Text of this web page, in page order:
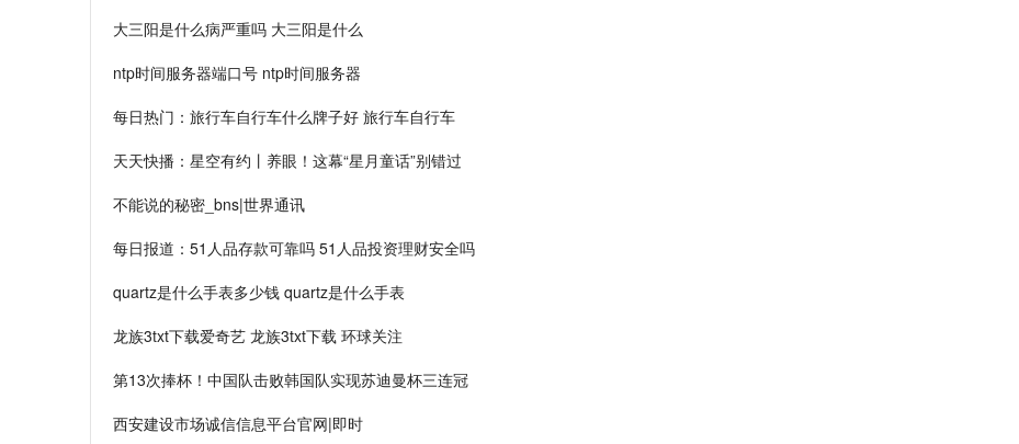
大三阳是什么病严重吗 大三阳是什么
ntp时间服务器端口号 ntp时间服务器
每日热门：旅行车自行车什么牌子好 旅行车自行车
天天快播：星空有约丨养眼！这幕“星月童话”别错过
不能说的秘密_bns|世界通讯
每日报道：51人品存款可靠吗 51人品投资理财安全吗
quartz是什么手表多少钱 quartz是什么手表
龙族3txt下载爱奇艺 龙族3txt下载 环球关注
第13次捧杯！中国队击败韩国队实现苏迪曼杯三连冠
西安建设市场诚信信息平台官网|即时